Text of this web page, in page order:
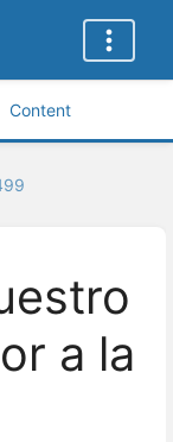
Content
a la